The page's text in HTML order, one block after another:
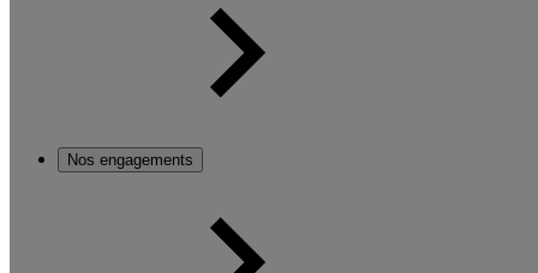
Nos engagements